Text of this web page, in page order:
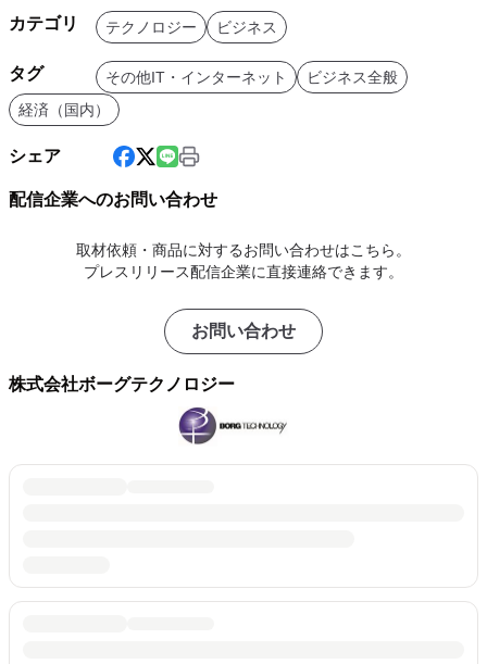
カテゴリ テクノロジー ビジネス
タグ その他IT・インターネット
ビジネス全般
経済（国内）
シェア
配信企業へのお問い合わせ
取材依頼・商品に対するお問い合わせはこちら。
プレスリリース配信企業に直接連絡できます。
お問い合わせ
株式会社ボーグテクノロジー